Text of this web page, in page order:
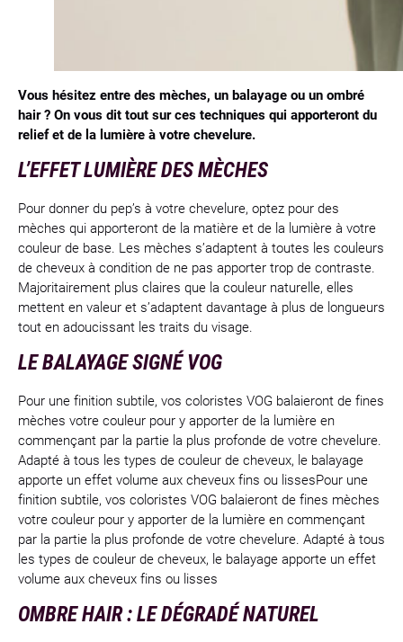
Vous hésitez entre des mèches, un balayage ou un ombré
hair ? On vous dit tout sur ces techniques qui apporteront du
relief et de la lumière à votre chevelure.
L’EFFET LUMIÈRE DES MÈCHES
Pour donner du pep’s à votre chevelure, optez pour des
mèches qui apporteront de la matière et de la lumière à votre
couleur de base. Les mèches s’adaptent à toutes les couleurs
de cheveux à condition de ne pas apporter trop de contraste.
Majoritairement plus claires que la couleur naturelle, elles
mettent en valeur et s’adaptent davantage à plus de longueurs
tout en adoucissant les traits du visage.
LE BALAYAGE SIGNÉ VOG
Pour une finition subtile, vos coloristes VOG balaieront de fines
mèches votre couleur pour y apporter de la lumière en
commençant par la partie la plus profonde de votre chevelure.
Adapté à tous les types de couleur de cheveux, le balayage
apporte un effet volume aux cheveux fins ou lissesPour une
finition subtile, vos coloristes VOG balaieront de fines mèches
votre couleur pour y apporter de la lumière en commençant
par la partie la plus profonde de votre chevelure. Adapté à tous
les types de couleur de cheveux, le balayage apporte un effet
volume aux cheveux fins ou lisses
OMBRE HAIR : LE DÉGRADÉ NATUREL